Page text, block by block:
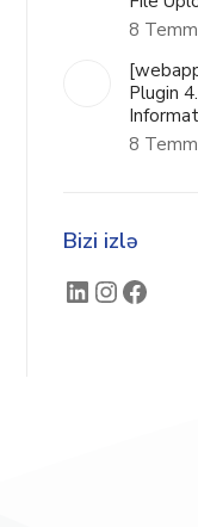
8
Plugin
8
Bizi izlə